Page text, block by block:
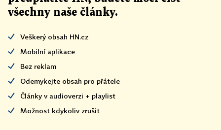
všechny naše články.
Veškerý obsah HN.cz
Mobilní aplikace
Bez reklam
Odemykejte obsah pro přátele
Články v audioverzi + playlist
Možnost kdykoliv zrušit